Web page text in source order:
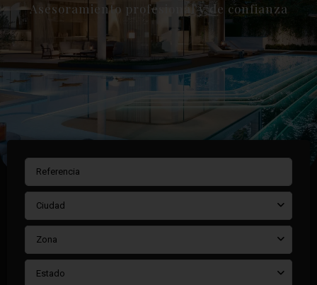
Asesoramiento profesional y de confianza
Ciudad
Zona
Estado